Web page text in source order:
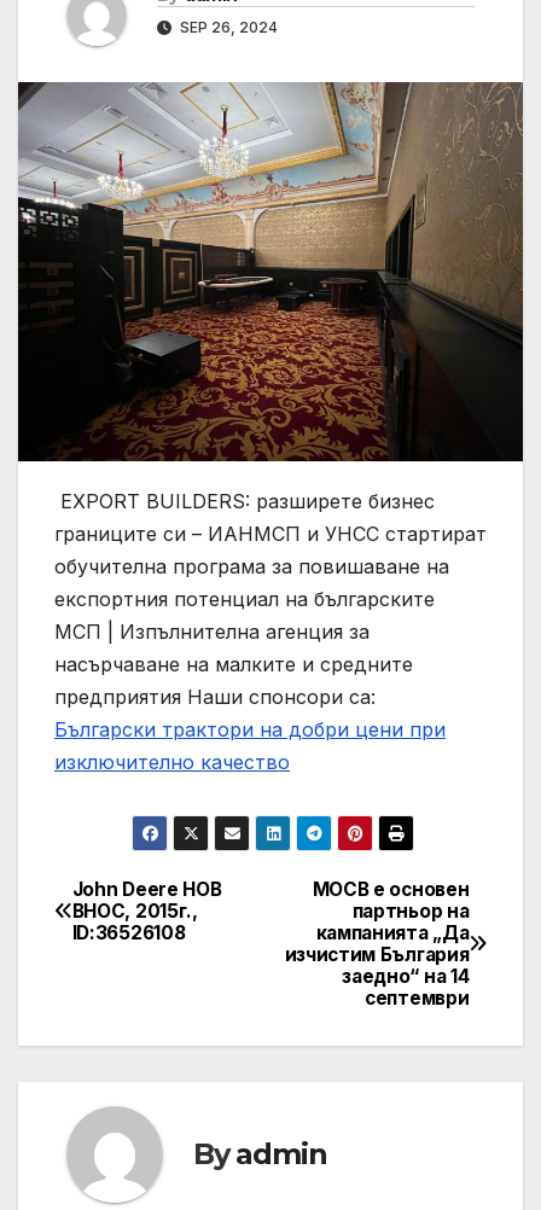
SEP 26, 2024
ЕXPORT BUILDERS: разширете бизнес
границите си – ИАНМСП и УНСС стартират
обучителна програма за повишаване на
експортния потенциал на българските
МСП | Изпълнителна агенция за
насърчаване на малките и средните
предприятия Наши спонсори са:
Български трактори на добри цени при
изключително качество
Post
navigation
МОСВ е основен
партньор на
кампанията „Да
изчистим България
заедно“ на 14
септември
John Deere НОВ
ВНОС, 2015г.,
ID:36526108
Byadmin